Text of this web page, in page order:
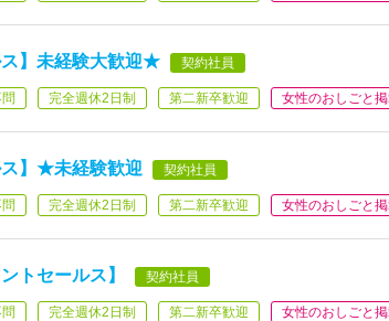
ス】未経験大歓迎★ 契約社員
完全週休2日制 第二新卒歓迎 女性のおしごと
ス】★未経験歓迎 契約社員
完全週休2日制 第二新卒歓迎 女性のおしごと
トセールス】 契約社員
完全週休2日制 第二新卒歓迎 女性のおしごと